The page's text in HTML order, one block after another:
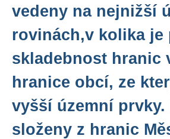
vedeny na nejnižší
rovinách,v kolika
skladebnost hranic
hranice obcí, ze
vyšší územní
složeny z hranic